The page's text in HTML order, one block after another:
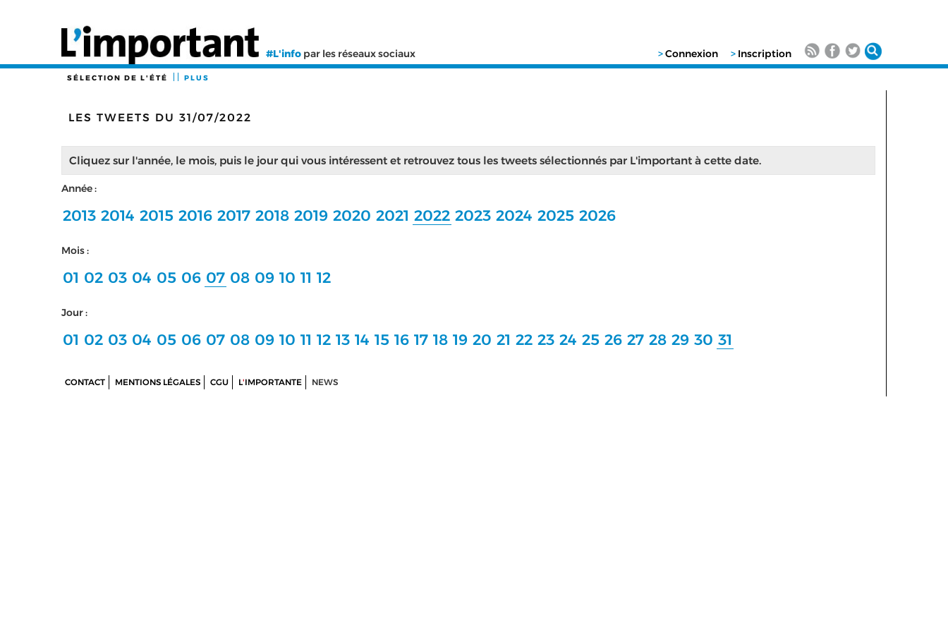
#L'info par les réseaux sociaux >Connexion > Inscription
SÉLECTION DE L'ÉTÉ PLUS
LES TWEETS DU 31/07/2022
Cliquez sur l'année, le mois, puis le jour qui vous intéressent et retrouvez tous les tweets sélectionnés par L'important à cette date.
Année :
2013 2014 2015 2016 2017 2018 2019 2020 2021 2022 2023 2024 2025 2026
Mois :
01 02 03 04 05 06 07 08 09 10 11 12
Jour :
01 02 03 04 05 06 07 08 09 10 11 12 13 14 15 16 17 18 19 20 21 22 23 24 25 26 27 28 29 30 31
CONTACT MENTIONS LÉGALES CGU L'IMPORTANTE NEWS